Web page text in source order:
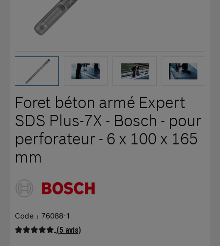
Foret béton armé Expert
SDS Plus-7X - Bosch - pour
perforateur - 6 x 100 x 165
mm
Code : 76088-1
(5 avis)